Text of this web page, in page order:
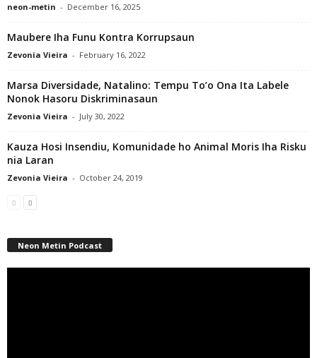
neon-metin - December 16, 2025
Maubere Iha Funu Kontra Korrupsaun
Zevonia Vieira - February 16, 2022
Marsa Diversidade, Natalino: Tempu To’o Ona Ita Labele
Nonok Hasoru Diskriminasaun
Zevonia Vieira - July 30, 2022
Kauza Hosi Insendiu, Komunidade ho Animal Moris Iha Risku
nia Laran
Zevonia Vieira - October 24, 2019
Neon Metin Podcast